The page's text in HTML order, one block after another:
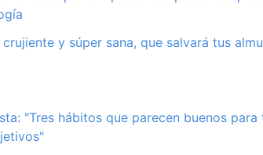
y súper sana, que salvará tus
"Tres hábitos que parecen buenos